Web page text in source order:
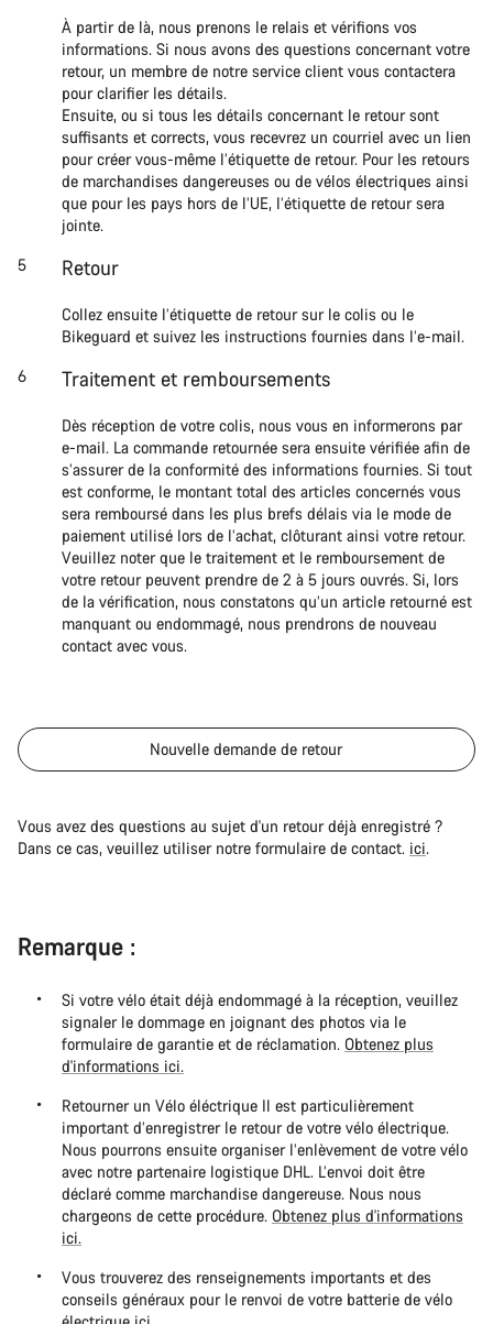
À partir de là, nous prenons le relais et vérifions vos
informations. Si nous avons des questions concernant votre
retour, un membre de notre service client vous contactera
pour clarifier les détails.
Ensuite, ou si tous les détails concernant le retour sont
suffisants et corrects, vous recevrez un courriel avec un lien
pour créer vous-même l’étiquette de retour. Pour les retours
de marchandises dangereuses ou de vélos électriques ainsi
que pour les pays hors de l’UE, l’étiquette de retour sera
jointe.
Retour
Collez ensuite l’étiquette de retour sur le colis ou le
Bikeguard et suivez les instructions fournies dans l’e-mail.
Traitement et remboursements
Dès réception de votre colis, nous vous en informerons par
e-mail. La commande retournée sera ensuite vérifiée afin de
s’assurer de la conformité des informations fournies. Si tout
est conforme, le montant total des articles concernés vous
sera remboursé dans les plus brefs délais via le mode de
paiement utilisé lors de l’achat, clôturant ainsi votre retour.
Veuillez noter que le traitement et le remboursement de
votre retour peuvent prendre de 2 à 5 jours ouvrés. Si, lors
de la vérification, nous constatons qu’un article retourné est
manquant ou endommagé, nous prendrons de nouveau
contact avec vous.
Nouvelle demande de retour
Vous avez des questions au sujet d'un retour déjà enregistré ?
Dans ce cas, veuillez utiliser notre formulaire de contact. ici.
Remarque :
Si votre vélo était déjà endommagé à la réception, veuillez
signaler le dommage en joignant des photos via le
formulaire de garantie et de réclamation. Obtenez plus
d'informations ici.
Retourner un Vélo éléctrique Il est particulièrement
important d’enregistrer le retour de votre vélo électrique.
Nous pourrons ensuite organiser l’enlèvement de votre vélo
avec notre partenaire logistique DHL. L’envoi doit être
déclaré comme marchandise dangereuse. Nous nous
chargeons de cette procédure. Obtenez plus d'informations
ici.
Vous trouverez des renseignements importants et des
conseils généraux pour le renvoi de votre batterie de vélo